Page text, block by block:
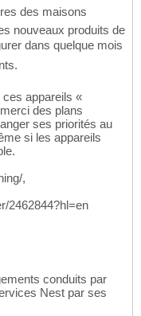
des maisons
nouveaux produits de
dans quelque mois
appareils «
des plans
ses priorités au
si les appareils
,
2462844?hl=en
conduits par
Nest par ses